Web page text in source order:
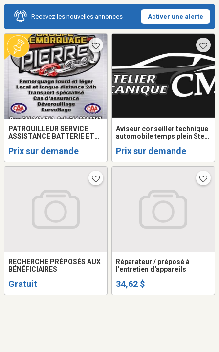
Recevez les nouvelles annonces Activer une alerte
PATROUILLEUR SERVICE
ASSISTANCE BATTERIE ET
REMORQUEUSE/TOWING
Prix sur demande
Aviseur conseiller technique
automobile temps plein Ste-
Prix sur demande
RECHERCHE PRÉPOSÉS AUX
BÉNÉFICIAIRES
Gratuit
Réparateur / préposé à
l'entretien d'appareils
34,62 $